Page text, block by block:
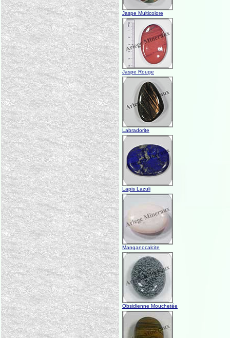
Jaspe Multicolore
Jaspe Rouge
Labradorite
Lapis Lazuli
Manganocalcite
Obsidienne Mouchetée